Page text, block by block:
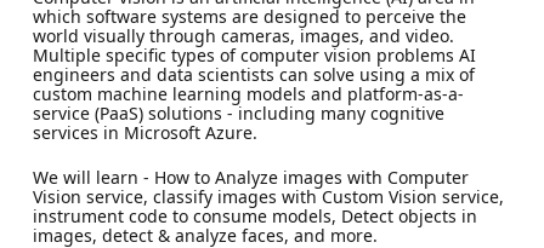
which software systems are designed to perceive the
world visually through cameras, images, and video.
Multiple specific types of computer vision problems AI
engineers and data scientists can solve using a mix of
custom machine learning models and platform-as-a-
service (PaaS) solutions - including many cognitive
services in Microsoft Azure.
We will learn - How to Analyze images with Computer
Vision service, classify images with Custom Vision service,
instrument code to consume models, Detect objects in
images, detect & analyze faces, and more.